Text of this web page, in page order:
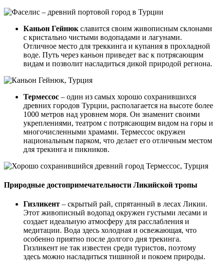
Каньон Гейнюк славится своим живописным склонами
с кристально чистыми водопадами и лагунами.
Отличное место для треккинга и купания в прохладной
воде. Путь через каньон приведет вас к потрясающим
видам и позволит насладиться дикой природой региона.
Термессос – один из самых хорошо сохранившихся
древних городов Турции, располагается на высоте более
1000 метров над уровнем моря. Он знаменит своими
укреплениями, театром с потрясающим видом на горы и
многочисленными храмами. Термессос окружен
национальным парком, что делает его отличным местом
для трекинга и пикников.
Природные достопримечательности Ликийской тропы
Гизликент – скрытый рай, спрятанный в лесах Ликии.
Этот живописный водопад окружен густыми лесами и
создает идеальную атмосферу для расслабления и
медитации. Вода здесь холодная и освежающая, что
особенно приятно после долгого дня трекинга.
Гизликент не так известен среди туристов, поэтому
здесь можно насладиться тишиной и покоем природы.